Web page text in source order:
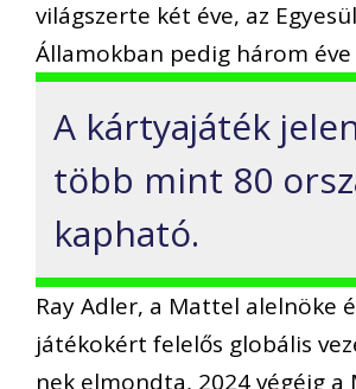
világszerte két éve, az
Államokban pedig három
A kártyajáték
több mint 80
kapható.
Ray Adler, a Mattel alelnöke
játékokért felelős globális
nek elmondta, 2024 végéig a